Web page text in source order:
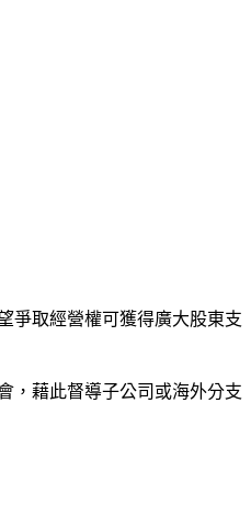
爭取經營權可獲得廣大股東支
，藉此督導子公司或海外分支